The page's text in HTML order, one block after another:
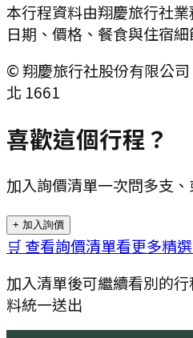
本行程資料由翔慶旅行社
日期、價格、餐食與住宿
© 翔慶旅行社股份有限公
北 1661
喜歡這個行程？
加入詢價清單一次問多支
+ 加入詢價
🛒 查看詢價清單看更多精選
加入清單後可繼續看別的
料統一送出